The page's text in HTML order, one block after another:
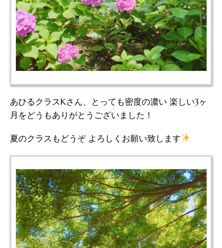
あひるクラスKさん、とっても密度の濃い 楽しい3ヶ
月をどうもありがとうございました！
夏のクラスもどうぞ よろしくお願い致します